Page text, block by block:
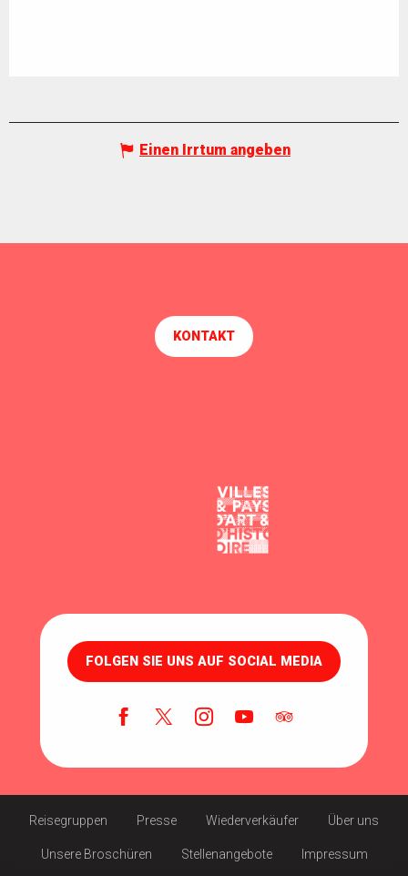
Einen Irrtum angeben
KONTAKT
FOLGEN SIE UNS AUF SOCIAL MEDIA
Reisegruppen Presse Wiederverkäufer Über uns
Unsere Broschüren Stellenangebote Impressum